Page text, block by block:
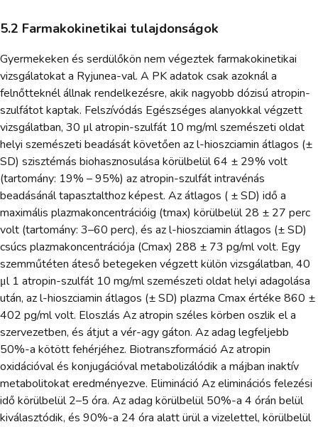
5.2 Farmakokinetikai tulajdonságok
Gyermekeken és serdülőkön nem végeztek farmakokinetikai
vizsgálatokat a Ryjunea-val. A PK adatok csak azoknál a
felnőtteknél állnak rendelkezésre, akik nagyobb dózisú atropin-
szulfátot kaptak. Felszívódás Egészséges alanyokkal végzett
vizsgálatban, 30 μl atropin-szulfát 10 mg/ml szemészeti oldat
helyi szemészeti beadását követően az l-hioszciamin átlagos (±
SD) szisztémás biohasznosulása körülbelül 64 ± 29% volt
(tartomány: 19% – 95%) az atropin-szulfát intravénás
beadásánál tapasztalthoz képest. Az átlagos ( ± SD) idő a
maximális plazmakoncentrációig (tmax) körülbelül 28 ± 27 perc
volt (tartomány: 3–60 perc), és az l-hioszciamin átlagos (± SD)
csúcs plazmakoncentrációja (Cmax) 288 ± 73 pg/ml volt. Egy
szemműtéten áteső betegeken végzett külön vizsgálatban, 40
μl 1 atropin-szulfát 10 mg/ml szemészeti oldat helyi adagolása
után, az l-hioszciamin átlagos (± SD) plazma Cmax értéke 860 ±
402 pg/ml volt. Eloszlás Az atropin széles körben oszlik el a
szervezetben, és átjut a vér-agy gáton. Az adag legfeljebb
50%-a kötött fehérjéhez. Biotranszformáció Az atropin
oxidációval és konjugációval metabolizálódik a májban inaktív
metabolitokat eredményezve. Elimináció Az eliminációs felezési
idő körülbelül 2–5 óra. Az adag körülbelül 50%-a 4 órán belül
kiválasztódik, és 90%-a 24 óra alatt ürül a vizelettel, körülbelül